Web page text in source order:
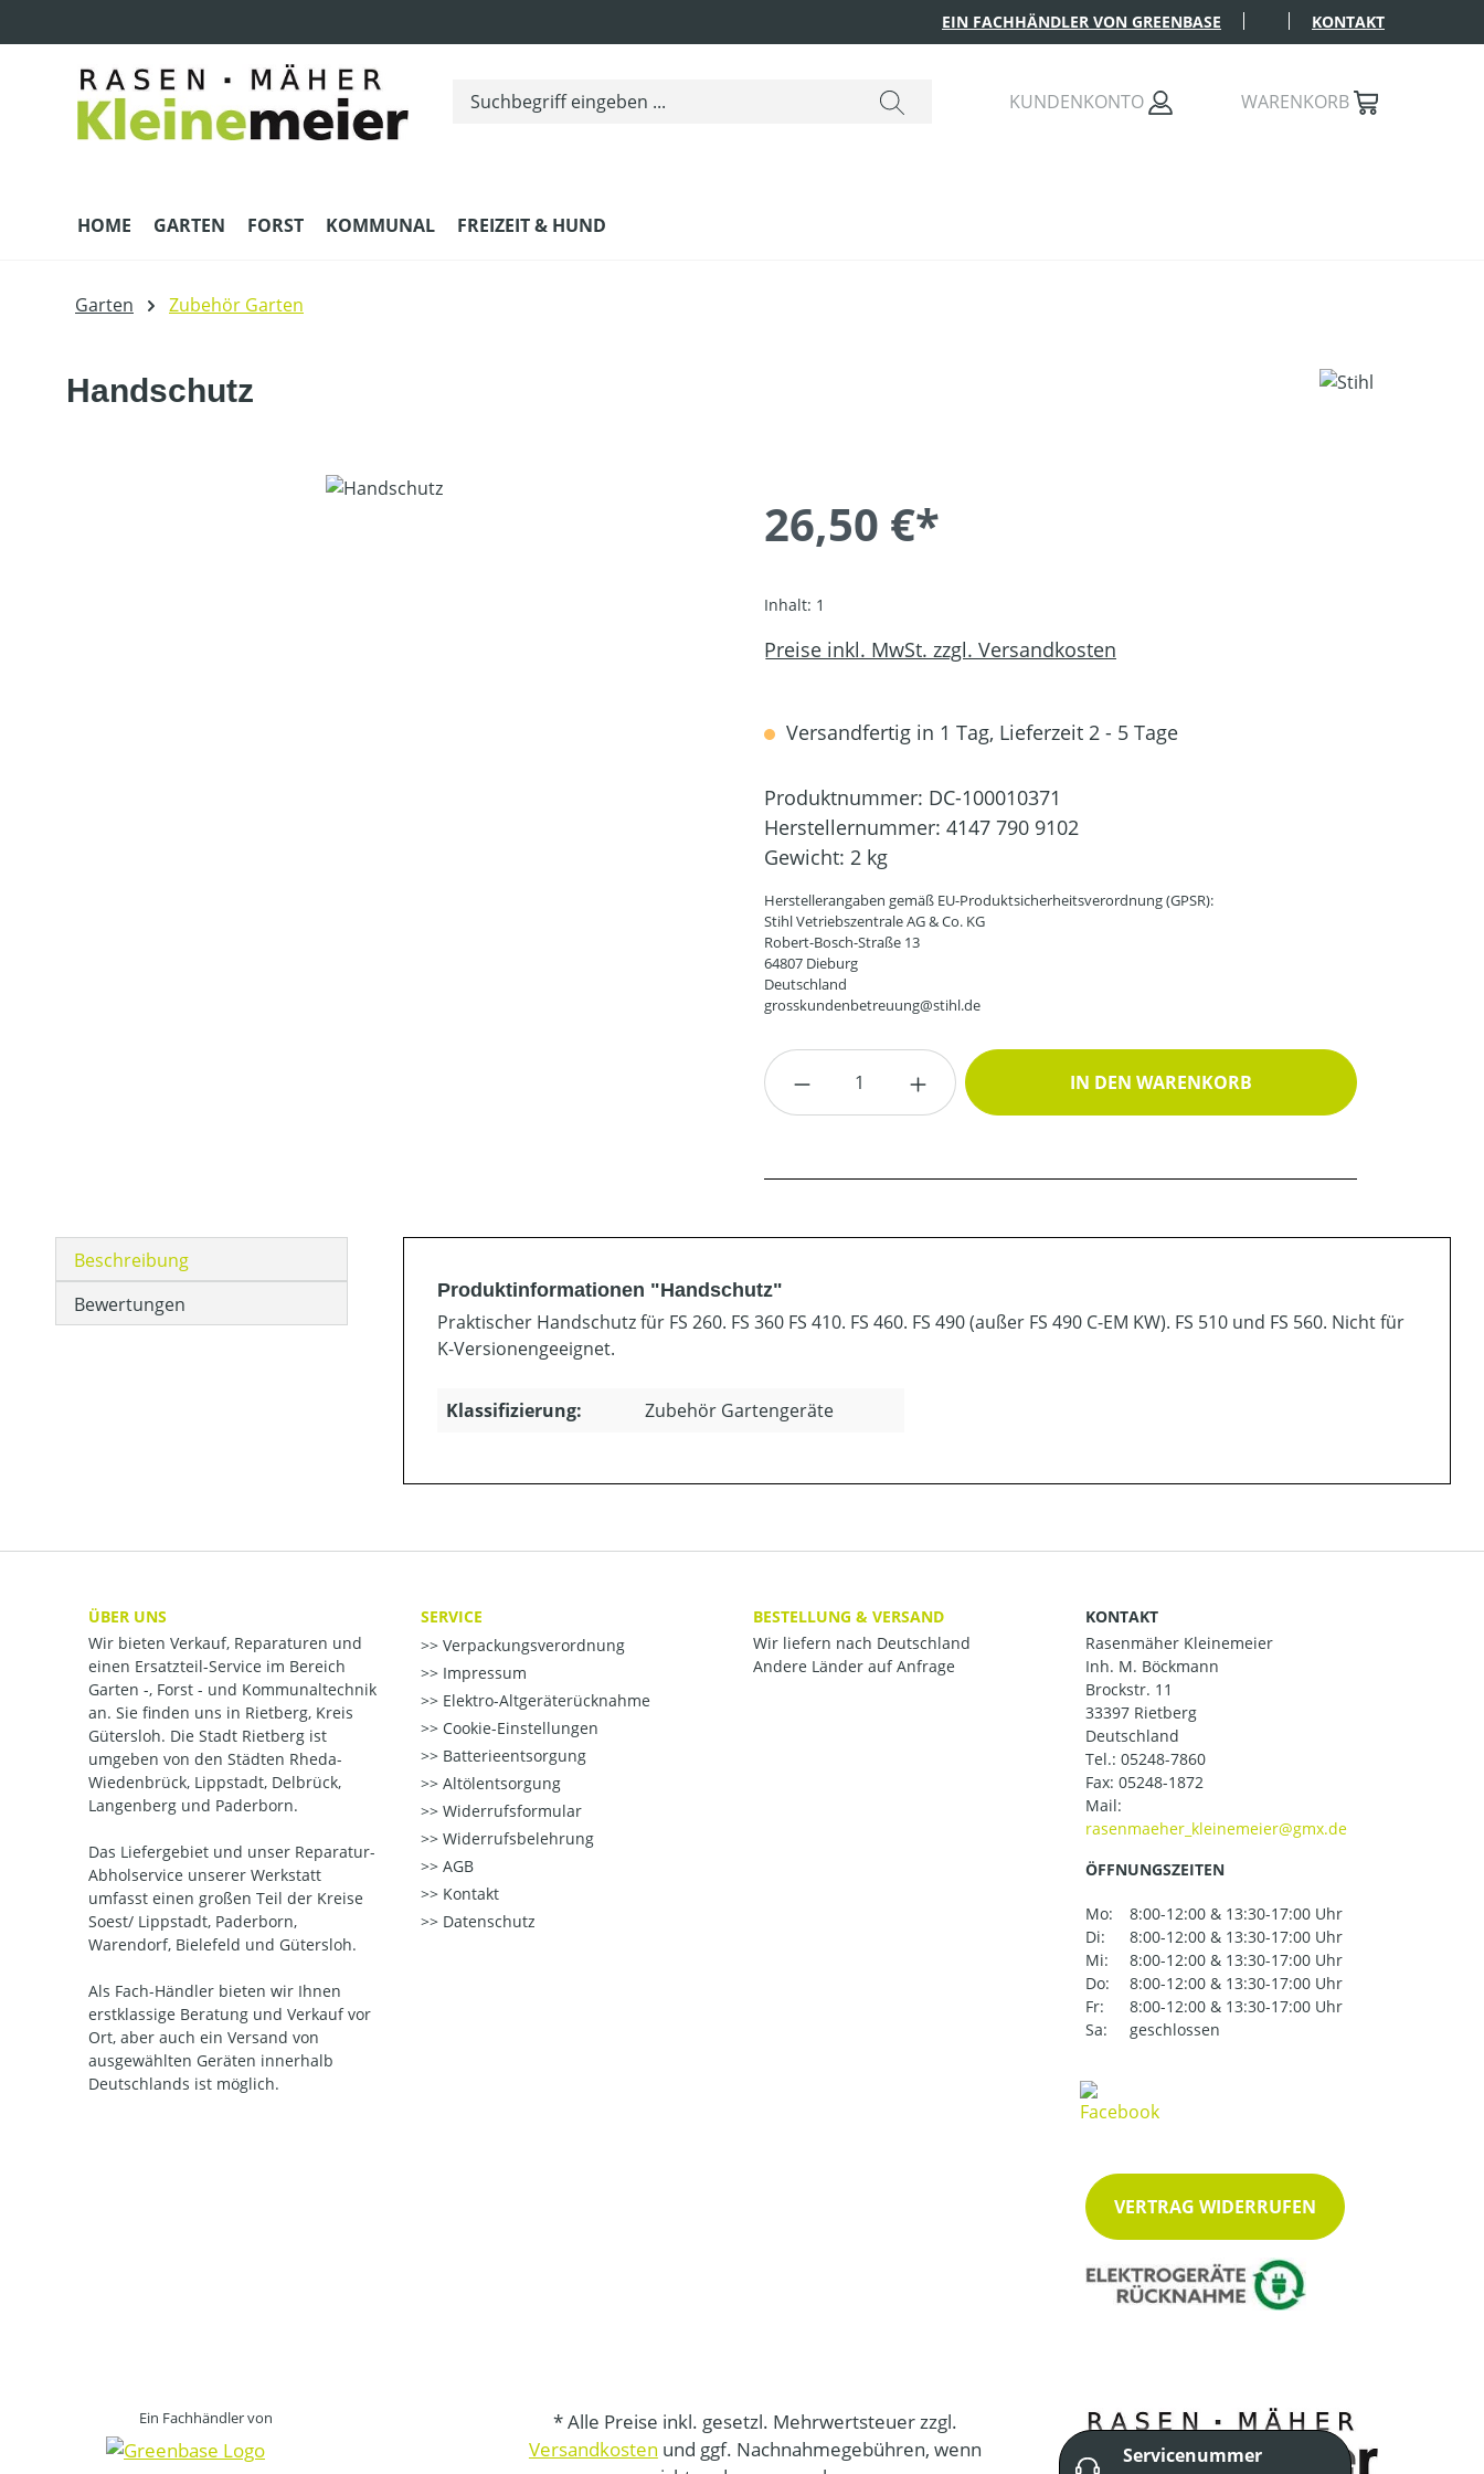
EIN FACHHÄNDLER VON GREENBASE KONTAKT
KUNDENKONTO WARENKORB
HOME GARTEN FORST KOMMUNAL FREIZEIT & HUND
Garten Zubehör Garten
Handschutz
26,50 €*
Inhalt: 1
Preise inkl. MwSt. zzgl. Versandkosten
Versandfertig in 1 Tag, Lieferzeit 2 - 5 Tage
Produktnummer: DC-100010371
Herstellernummer: 4147 790 9102
Gewicht: 2 kg
Herstellerangaben gemäß EU-Produktsicherheitsverordnung (GPSR):
Stihl Vetriebszentrale AG & Co. KG
Robert-Bosch-Straße 13
64807 Dieburg
Deutschland
grosskundenbetreuung@stihl.de
Produkt Anzahl: Gib den gewünschten Wert ein oder
IN DEN WARENKORB
Beschreibung
Bewertungen
Produktinformationen "Handschutz"
Praktischer Handschutz für FS 260. FS 360 FS 410. FS 460. FS 490 (außer FS 490 C-EM KW). FS 510 und FS 560. Nicht für
K-Versionengeeignet.
Klassifizierung: Zubehör Gartengeräte
ÜBER UNS
Wir bieten Verkauf, Reparaturen und
einen Ersatzteil-Service im Bereich
Garten -, Forst - und Kommunaltechnik
an. Sie finden uns in Rietberg, Kreis
Gütersloh. Die Stadt Rietberg ist
umgeben von den Städten Rheda-
Wiedenbrück, Lippstadt, Delbrück,
Langenberg und Paderborn.
Das Liefergebiet und unser Reparatur-
Abholservice unserer Werkstatt
umfasst einen großen Teil der Kreise
Soest/ Lippstadt, Paderborn,
Warendorf, Bielefeld und Gütersloh.
Als Fach-Händler bieten wir Ihnen
erstklassige Beratung und Verkauf vor
Ort, aber auch ein Versand von
ausgewählten Geräten innerhalb
Deutschlands ist möglich.
SERVICE
Verpackungsverordnung
Impressum
Elektro-Altgeräterücknahme
Cookie-Einstellungen
Batterieentsorgung
Altölentsorgung
Widerrufsformular
Widerrufsbelehrung
AGB
Kontakt
Datenschutz
BESTELLUNG & VERSAND
Wir liefern nach Deutschland
Andere Länder auf Anfrage
KONTAKT
Rasenmäher Kleinemeier
Inh. M. Böckmann
Brockstr. 11
33397 Rietberg
Deutschland
Tel.: 05248-7860
Fax: 05248-1872
Mail:
ÖFFNUNGSZEITEN
Mo:
8:00-12:00 & 13:30-17:00 Uhr
Di:
8:00-12:00 & 13:30-17:00 Uhr
Mi:
8:00-12:00 & 13:30-17:00 Uhr
Do:
8:00-12:00 & 13:30-17:00 Uhr
Fr:
8:00-12:00 & 13:30-17:00 Uhr
Sa:
geschlossen
VERTRAG WIDERRUFEN
Ein Fachhändler von
* Alle Preise inkl. gesetzl. Mehrwertsteuer zzgl.
Versandkosten und ggf. Nachnahmegebühren, wenn
Servicenummer